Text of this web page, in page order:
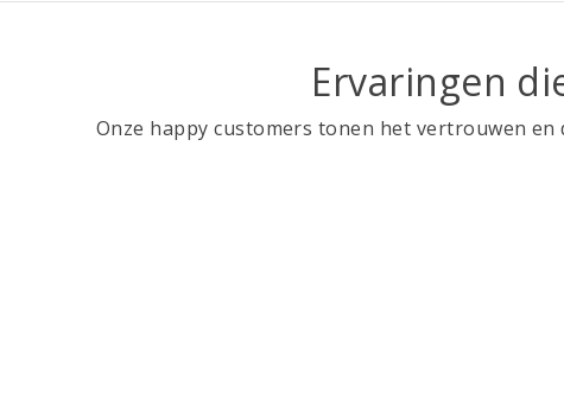
Ervaringen
Onze happy customers tonen het vertrouwen en